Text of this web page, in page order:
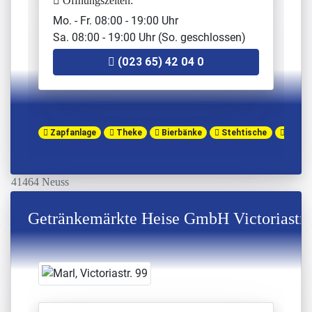
Im Garbrock 1
48683 Ahaus-Ottenstein
Mo.-Fr. 09:00 - 18:00 Uhr
Sa. 09:00 - 13:30 Uhr
Getränkewelt Bako
41464 Neuss
Mo.-Sa. 08:00-19:00
+49 (2131) 741576
Getränkewelt Heise #GLA-
Mo. - Fr. 08:00 - 19:00 Uhr
Sa. 08:00 - 19:00 Uhr (So. geschlossen)
(023 65) 42 04 0
Zapfanlage Theke Bierbänke Stehtische
Getränkemärkte Heise GmbH